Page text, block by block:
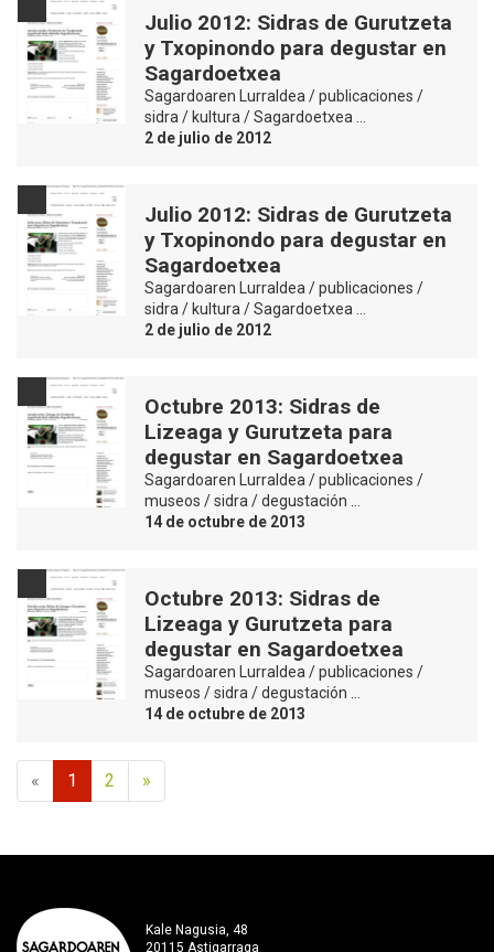
Julio 2012: Sidras de Gurutzeta
y Txopinondo para degustar en
Sagardoetxea
Sagardoaren Lurraldea / publicaciones /
sidra / kultura / Sagardoetxea …
2 de julio de 2012
Julio 2012: Sidras de Gurutzeta
y Txopinondo para degustar en
Sagardoetxea
Sagardoaren Lurraldea / publicaciones /
sidra / kultura / Sagardoetxea …
2 de julio de 2012
Octubre 2013: Sidras de
Lizeaga y Gurutzeta para
degustar en Sagardoetxea
Sagardoaren Lurraldea / publicaciones /
museos / sidra / degustación …
14 de octubre de 2013
Octubre 2013: Sidras de
Lizeaga y Gurutzeta para
degustar en Sagardoetxea
Sagardoaren Lurraldea / publicaciones /
museos / sidra / degustación …
14 de octubre de 2013
« 1 2 »
Kale Nagusia, 48
20115 Astigarraga